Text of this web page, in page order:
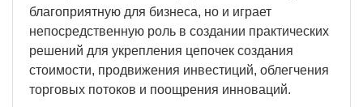
благоприятную для бизнеса, но и играет
непосредственную роль в создании практических
решений для укрепления цепочек создания
стоимости, продвижения инвестиций, облегчения
торговых потоков и поощрения инноваций.